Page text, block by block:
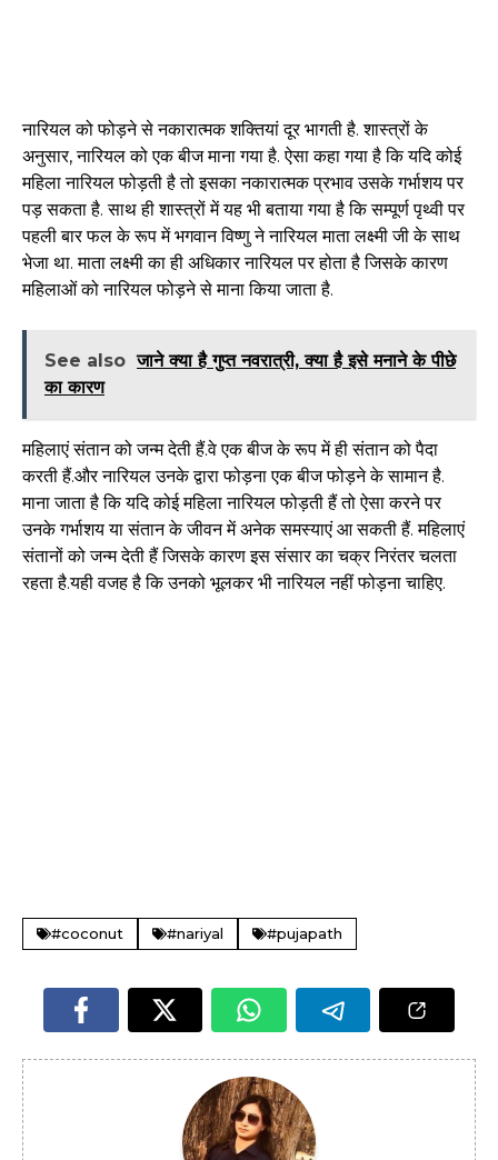
नारियल को फोड़ने से नकारात्मक शक्तियां दूर भागती है. शास्त्रों के
अनुसार, नारियल को एक बीज माना गया है. ऐसा कहा गया है कि यदि कोई
महिला नारियल फोड़ती है तो इसका नकारात्मक प्रभाव उसके गर्भाशय पर
पड़ सकता है. साथ ही शास्त्रों में यह भी बताया गया है कि सम्पूर्ण पृथ्वी पर
पहली बार फल के रूप में भगवान विष्णु ने नारियल माता लक्ष्मी जी के साथ
भेजा था. माता लक्ष्मी का ही अधिकार नारियल पर होता है जिसके कारण
महिलाओं को नारियल फोड़ने से माना किया जाता है.
See also जाने क्या है गुप्त नवरात्री, क्या है इसे मनाने के पीछे
का कारण
महिलाएं संतान को जन्म देती हैं.वे एक बीज के रूप में ही संतान को पैदा
करती हैं.और नारियल उनके द्वारा फोड़ना एक बीज फोड़ने के सामान है.
माना जाता है कि यदि कोई महिला नारियल फोड़ती हैं तो ऐसा करने पर
उनके गर्भाशय या संतान के जीवन में अनेक समस्याएं आ सकती हैं. महिलाएं
संतानों को जन्म देती हैं जिसके कारण इस संसार का चक्र निरंतर चलता
रहता है.यही वजह है कि उनको भूलकर भी नारियल नहीं फोड़ना चाहिए.
#coconut #nariyal #pujapath